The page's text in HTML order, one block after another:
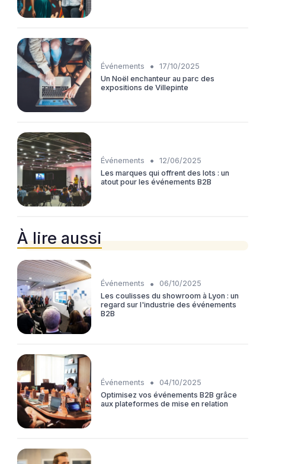
Événements •
17/10/2025
Un Noël enchanteur au parc des
expositions de Villepinte
Événements •
12/06/2025
Les marques qui offrent des lots : un
atout pour les événements B2B
À lire aussi
Événements •
06/10/2025
Les coulisses du showroom à Lyon : un
regard sur l'industrie des événements
B2B
Événements •
04/10/2025
Optimisez vos événements B2B grâce
aux plateformes de mise en relation